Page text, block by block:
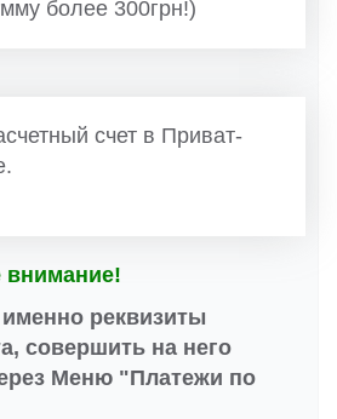
более 300грн!)
счет в Приват-
реквизиты
совершить на него
Меню "Платежи по